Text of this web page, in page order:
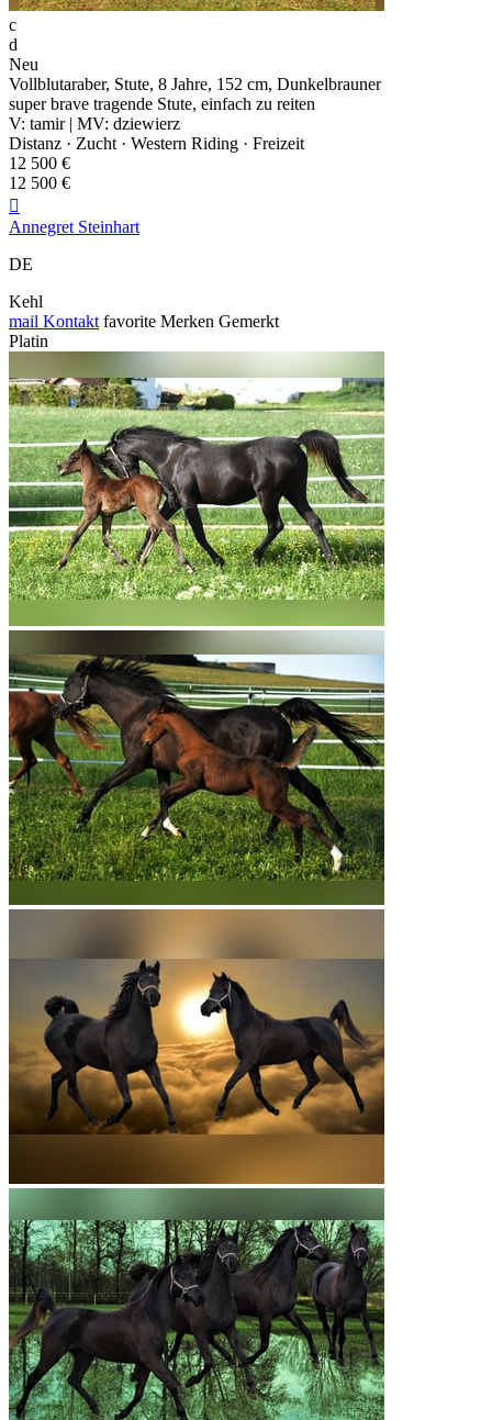
c
d
Neu
Vollblutaraber, Stute, 8 Jahre, 152 cm, Dunkelbrauner
super brave tragende Stute, einfach zu reiten
V: tamir | MV: dziewierz
Distanz · Zucht · Western Riding · Freizeit
12 500 €
12 500 €

Annegret Steinhart
DE
Kehl
mail Kontakt favorite Merken Gemerkt
Platin